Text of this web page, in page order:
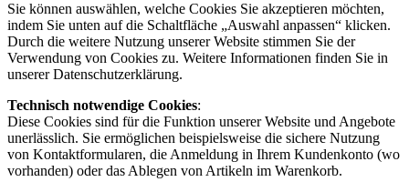
Sie können auswählen, welche Cookies Sie akzeptieren möchten,
indem Sie unten auf die Schaltfläche „Auswahl anpassen“ klicken.
Durch die weitere Nutzung unserer Website stimmen Sie der
Verwendung von Cookies zu. Weitere Informationen finden Sie in
unserer Datenschutzerklärung.
Technisch notwendige Cookies:
Diese Cookies sind für die Funktion unserer Website und Angebote
unerlässlich. Sie ermöglichen beispielsweise die sichere Nutzung
von Kontaktformularen, die Anmeldung in Ihrem Kundenkonto (wo
vorhanden) oder das Ablegen von Artikeln im Warenkorb.